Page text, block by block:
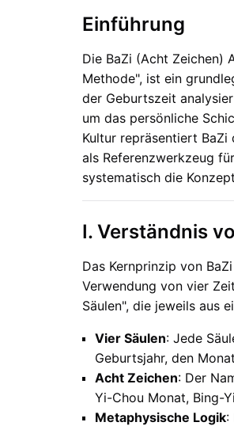
Einführung
Die BaZi (Acht Zeichen)
Methode", ist ein
der Geburtszeit
um das persönliche
Kultur repräsentiert
als Referenzwerkzeug
systematisch die
I. Verständnis
Das Kernprinzip von
Verwendung von vier
Säulen", die jeweils aus
Vier Säulen: Jede
Geburtsjahr, den
Acht Zeichen: Der
Yi-Chou Monat, Bing-
Metaphysische Logik: